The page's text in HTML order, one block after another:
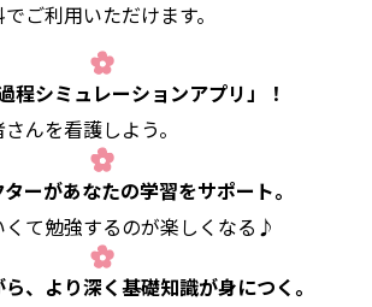
ご利用いただけます。
程シミュレーションアプリ」！
んを看護しよう。
ーがあなたの学習をサポート。
て勉強するのが楽しくなる♪
、より深く基礎知識が身につく。